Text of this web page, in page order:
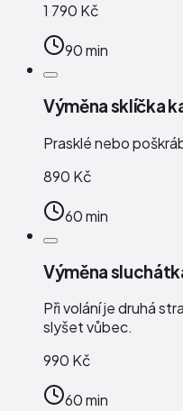
1 790 Kč
90 min
Výměna sklíčka
Prasklé nebo
890 Kč
60 min
Výměna
Při volání je druhá
slyšet vůbec.
990 Kč
60 min